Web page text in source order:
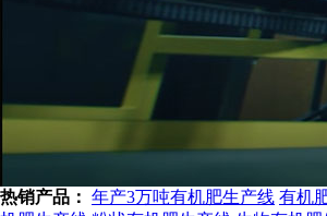
热销产品： 年产3万吨有机肥生产线 有机